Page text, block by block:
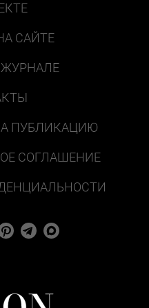
САЙТЕ
ПУБЛИКАЦИЮ
СОГЛАШЕНИЕ